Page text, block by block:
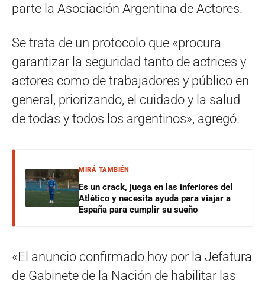
parte la Asociación Argentina de Actores.
Se trata de un protocolo que «procura
garantizar la seguridad tanto de actrices y
actores como de trabajadores y público en
general, priorizando, el cuidado y la salud
de todas y todos los argentinos», agregó.
MIRÁ TAMBIÉN
Es un crack, juega en las inferiores del
Atlético y necesita ayuda para viajar a
España para cumplir su sueño
«El anuncio confirmado hoy por la Jefatura
de Gabinete de la Nación de habilitar las